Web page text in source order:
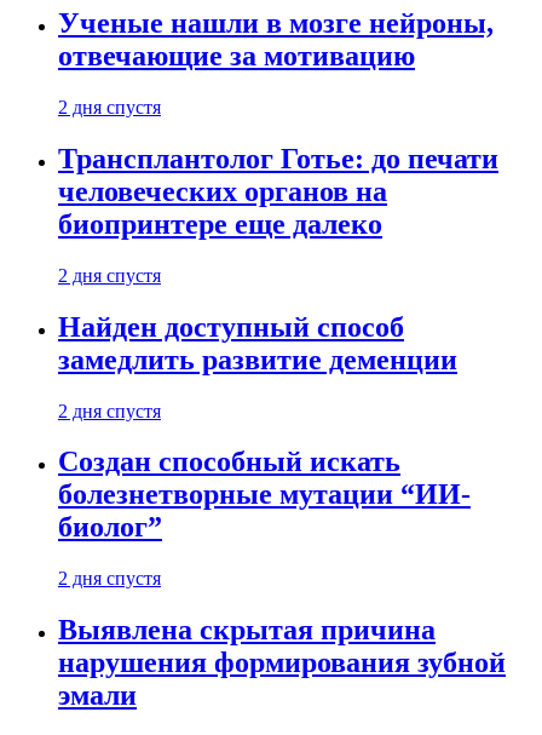
Ученые нашли в мозге нейроны,
отвечающие за мотивацию
2 дня спустя
Трансплантолог Готье: до печати
человеческих органов на
биопринтере еще далеко
2 дня спустя
Найден доступный способ
замедлить развитие деменции
2 дня спустя
Создан способный искать
болезнетворные мутации “ИИ-
биолог”
2 дня спустя
Выявлена скрытая причина
нарушения формирования зубной
эмали